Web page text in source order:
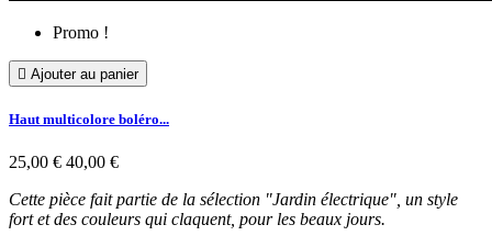
Promo !
 Ajouter au panier
Haut multicolore boléro...
25,00 € 40,00 €
Cette pièce fait partie de la sélection "Jardin électrique", un style
fort et des couleurs qui claquent, pour les beaux jours.